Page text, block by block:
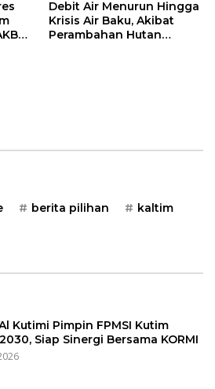
Debit Air Menurun Hingga
Krisis Air Baku, Akibat
Perambahan Hutan
berita pilihan kaltim
Kutimi Pimpin FPMSI Kutim
Siap Sinergi Bersama KORMI